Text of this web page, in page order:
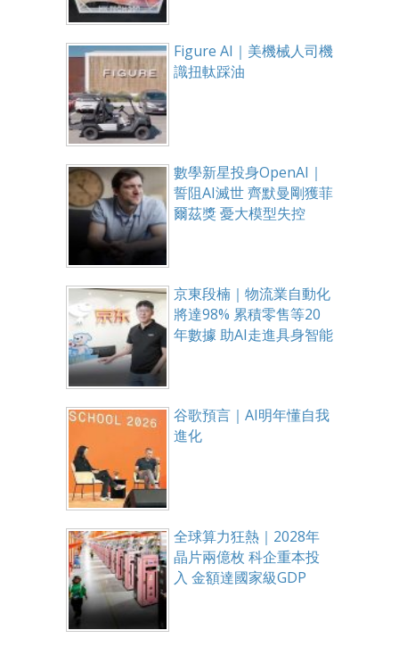
Figure AI｜美機械人司機
識扭軚踩油
數學新星投身OpenAI｜
誓阻AI滅世 齊默曼剛獲菲
爾茲獎 憂大模型失控
京東段楠｜物流業自動化
將達98% 累積零售等20
年數據 助AI走進具身智能
谷歌預言｜AI明年懂自我
進化
全球算力狂熱｜2028年
晶片兩億枚 科企重本投
入 金額達國家級GDP